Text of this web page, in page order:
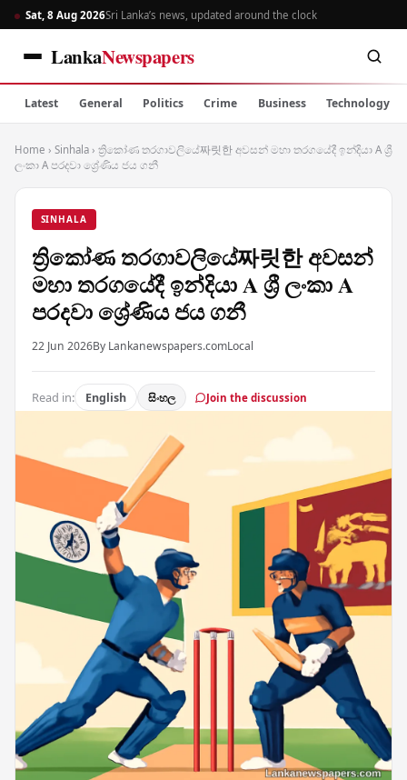
Sat, 8 Aug 2026Sri Lanka’s news, updated around the clock
LankaNewspapers
Latest General Politics Crime Business Technology
Home › Sinhala › ත්‍රිකෝණ තරගාවලියේ짜릿한 අවසන් මහා තරගයේදී ඉන්දියා A ශ්‍රී
ලංකා A පරදවා ශ්‍රේණිය ජය ගනී
SINHALA
ත්‍රිකෝණ තරගාවලියේ짜릿한 අවසන්
මහා තරගයේදී ඉන්දියා A ශ්‍රී ලංකා A
පරදවා ශ්‍රේණිය ජය ගනී
22 Jun 2026By Lankanewspapers.comLocal
Read in: English සිංහල Join the discussion